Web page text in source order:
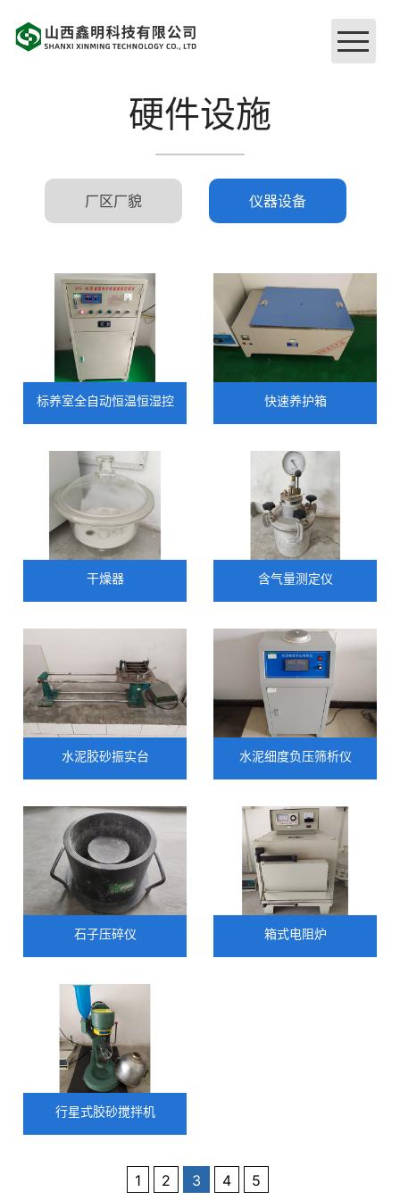
硬件设施
品牌工程
荣誉证书
公告公示
硬件设施
厂区厂貌 仪器设备
标养室全自动恒温恒湿控
快速养护箱
干燥器 含气量测定仪
水泥胶砂振实台 水泥细度负压筛析仪
石子压碎仪 箱式电阻炉
行星式胶砂搅拌机
1 2 3 4 5